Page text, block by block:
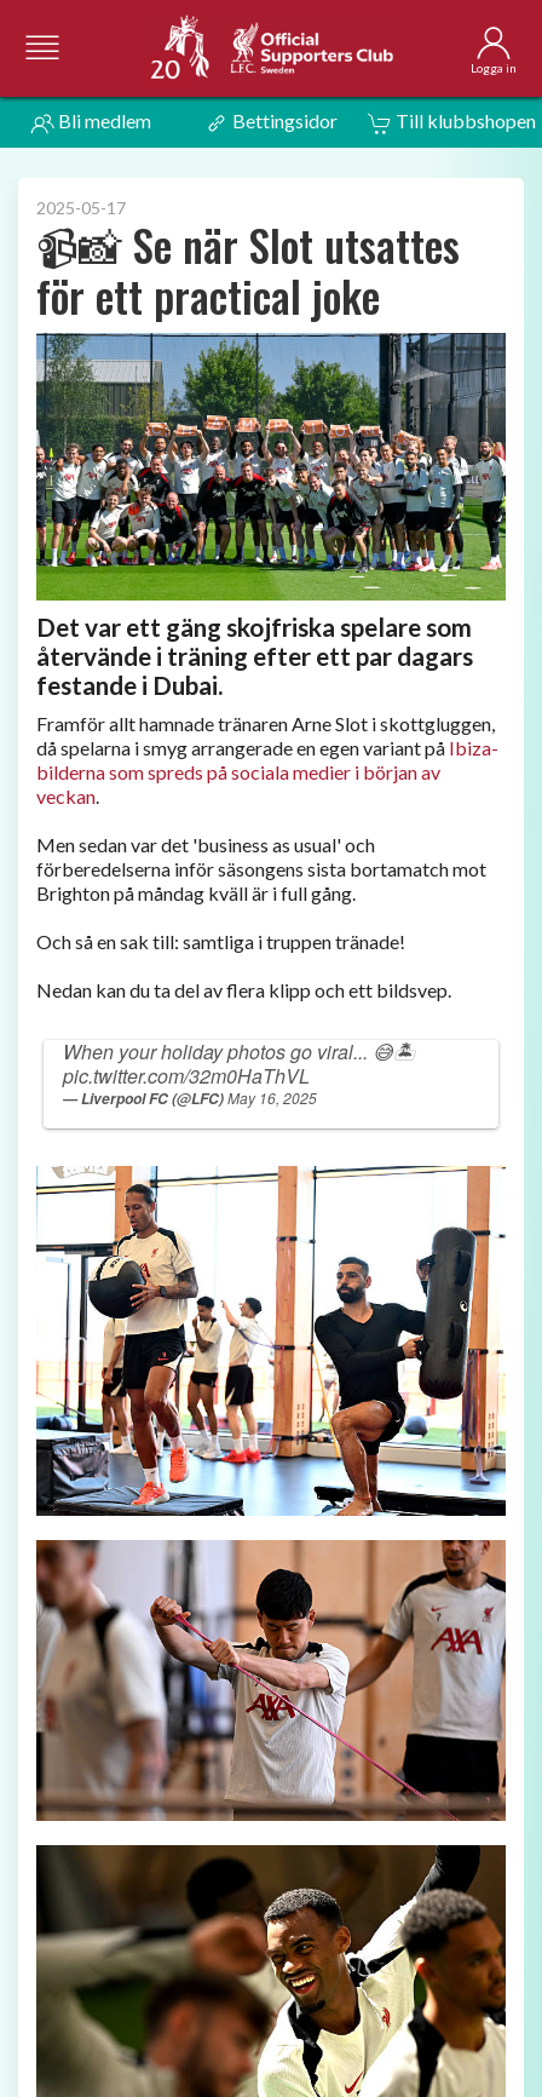
Logga in
Bli medlem Bettingsidor Till klubbshopen
2025-05-17
📹📸 Se när Slot utsattes
för ett practical joke
Det var ett gäng skojfriska spelare som
återvände i träning efter ett par dagars
festande i Dubai.
Framför allt hamnade tränaren Arne Slot i skottgluggen,
då spelarna i smyg arrangerade en egen variant på Ibiza-
bilderna som spreds på sociala medier i början av
veckan.
Men sedan var det 'business as usual' och
förberedelserna inför säsongens sista bortamatch mot
Brighton på måndag kväll är i full gång.
Och så en sak till: samtliga i truppen tränade!
Nedan kan du ta del av flera klipp och ett bildsvep.
When your holiday photos go viral... 😅🏝️
pic.twitter.com/32m0HaThVL
— Liverpool FC (@LFC)May 16, 2025